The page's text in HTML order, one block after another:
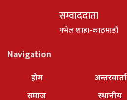
सम्वाददाता
पभेल शाहा-काठमाडौ
Navigation
होम
समाज
अन्तरवार्ता
स्थानीय